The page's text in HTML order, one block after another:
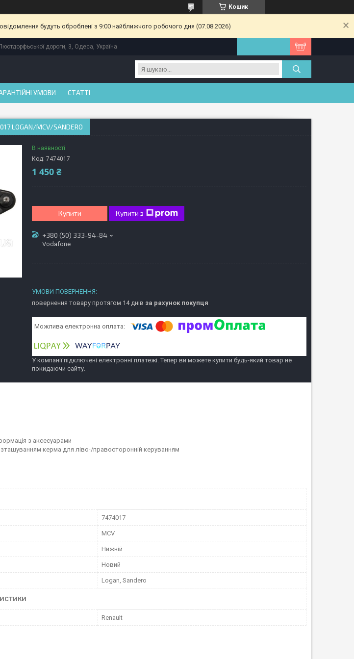
Кошик
будуть оброблені з 9:00 найближчого робочого дня (07.08.2026)
дороги, 3, Одеса, Україна
УМОВИ СТАТТІ
LOGAN/MCV/SANDERO
В наявності
Код: 7474017
1 450 ₴
Купити Купити з
+380 (50) 333-94-84
Vodafone
повернення товару протягом 14 днів за рахунок покупця
У компанії підключені електронні платежі. Тепер ви можете купити будь-який товар не
покидаючи сайту.
з аксесуарами
керма для ліво-/правосторонній керуванням
7474017
MCV
Нижній
Новий
Logan, Sandero
Renault